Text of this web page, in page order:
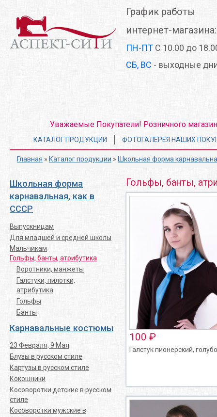
основному
содержанию
График работы
интернет-магазина:
ПН-ПТ С 10.00 до
СБ, ВС - выходные
Уважаемые Покупатели! Розничного
Главное
меню
КАТАЛОГ ПРОДУКЦИИ ФОТОГАЛЕРЕЯ НАШИХ
Главная » Каталог продукции » Школьная форма
Школьная форма
карнавальная, как в
СССР
Выпускницам
Для младшей и средней школы
Мальчикам
Гольфы, банты, атрибутика
Воротники, манжеты
Галстуки, пилотки,
атрибутика
Гольфы
Банты
Карнавальные костюмы
23 Февраля, 9 Мая
Блузы в русском стиле
Картузы в русском стиле
Кокошники
Косоворотки детские в русском
стиле
Косоворотки мужские в
Гольфы, банты,
100 ₽
Галстук пионерский,